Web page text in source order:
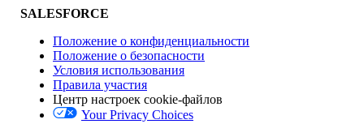
Влияние на функции
Версия
SALESFORCE
Положение о конфиденциальности
Положение о безопасности
Условия использования
Правила участия
Центр настроек cookie-файлов
Your Privacy Choices